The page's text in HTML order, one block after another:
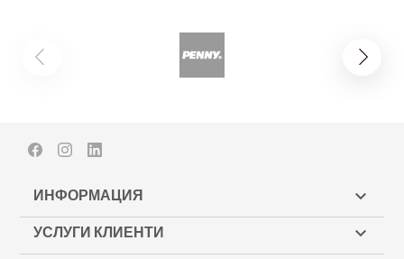
FacebookInstagram
ИНФОРМАЦИЯ 
УСЛУГИ КЛИЕНТИ 